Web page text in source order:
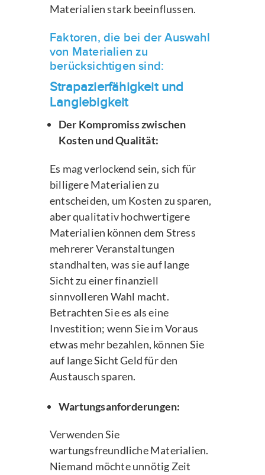
Materialien stark beeinflussen.
Faktoren, die bei der Auswahl
von Materialien zu
berücksichtigen sind:
Strapazierfähigkeit und
Langlebigkeit
Der Kompromiss zwischen
Kosten und Qualität:
Es mag verlockend sein, sich für
billigere Materialien zu
entscheiden, um Kosten zu sparen,
aber qualitativ hochwertigere
Materialien können dem Stress
mehrerer Veranstaltungen
standhalten, was sie auf lange
Sicht zu einer finanziell
sinnvolleren Wahl macht.
Betrachten Sie es als eine
Investition; wenn Sie im Voraus
etwas mehr bezahlen, können Sie
auf lange Sicht Geld für den
Austausch sparen.
Wartungsanforderungen:
Verwenden Sie
wartungsfreundliche Materialien.
Niemand möchte unnötig Zeit